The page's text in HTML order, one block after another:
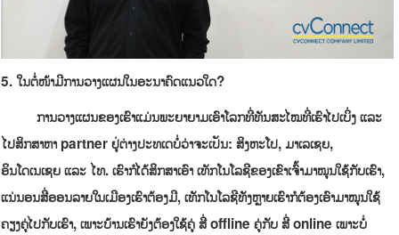
5.ໃນຕໍ່ໜ້າມີການວາງແຜນໃນອະນາຄົດແນວໃດ?
ການວາງແຜນຂອງເຮົາແມ່ນພະຍາຍາມເອົາໂລກທີ່ທັນສະໄໝທີ່ເຮົາໄປເບິ່ງ ແລະ
ໄປສຶກສາຫາ partnerຢູ່ຕ່າງປະທເດບໍ່ວ່າຈະເປັນ: ສິງຫະໂປ, ມາເລເຊຍ,
ອິນໂດເນເຊຍ ແລະ ໄທ. ເຮົາກໍໄດ້ສຶກສາເອົາ ເທັກໂນໂລຊີຂອງເຂົາເຈົ້າມາໝູນໃຊ້ກັບເຮົາ,
ແນ່ນອນສື່ອອນລາຍໃນເມືອງເຮົາຕ້ອງມີ, ເທັກໂນໂລຊີທັງຫຼາຍເຮົາກໍຕ້ອງເອົາມາໝູນໃຊ້
ຄຽງຄູ່ໄປກັບເຮົາ, ເພາະບ້ານເຮົາຍັງຕ້ອງໃຊ້ຄູ່ ສື່offline ຄູ່ກັບ ສື່online ເພາະບໍ່